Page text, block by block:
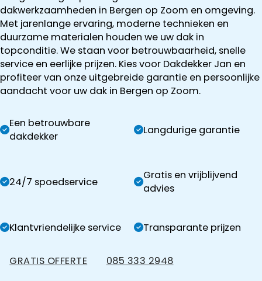
dakwerkzaamheden in Bergen op Zoom en omgeving.
Met jarenlange ervaring, moderne technieken en
duurzame materialen houden we uw dak in
topconditie. We staan voor betrouwbaarheid, snelle
service en eerlijke prijzen. Kies voor Dakdekker Jan en
profiteer van onze uitgebreide garantie en persoonlijke
aandacht voor uw dak in Bergen op Zoom.
Een betrouwbare
dakdekker
Langdurige garantie
24/7 spoedservice
Gratis en vrijblijvend
advies
Klantvriendelijke service Transparante prijzen
GRATIS OFFERTE 085 333 2948